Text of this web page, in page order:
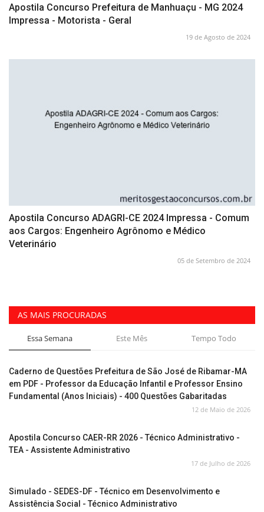
Apostila Concurso Prefeitura de Manhuaçu - MG 2024
Impressa - Motorista - Geral
19 de Agosto de 2024
Apostila Concurso ADAGRI-CE 2024 Impressa - Comum
aos Cargos: Engenheiro Agrônomo e Médico
Veterinário
05 de Setembro de 2024
AS MAIS PROCURADAS
Essa Semana Este Mês Tempo Todo
Caderno de Questões Prefeitura de São José de Ribamar-MA
em PDF - Professor da Educação Infantil e Professor Ensino
Fundamental (Anos Iniciais) - 400 Questões Gabaritadas
12 de Maio de 2026
Apostila Concurso CAER-RR 2026 - Técnico Administrativo -
TEA - Assistente Administrativo
17 de Julho de 2026
Simulado - SEDES-DF - Técnico em Desenvolvimento e
Assistência Social - Técnico Administrativo